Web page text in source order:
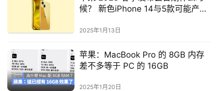
候？ 新色iPhone 14与5款可能产品
2025年1月13日
苹果：MacBook Pro 的 8GB 内存
差不多等于 PC 的 16GB
2025年1月20日